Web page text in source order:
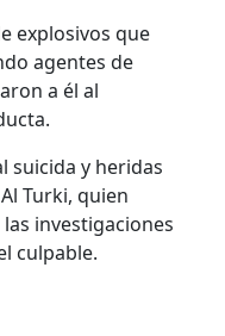
explosivos que
agentes de
a él al
suicida y heridas
Turki, quien
investigaciones
culpable.